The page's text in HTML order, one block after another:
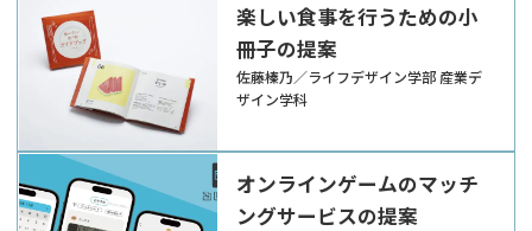
楽しい食事を行うための小
冊子の提案
佐藤榛乃／ライフデザイン学部 産業デ
ザイン学科
オンラインゲームのマッチ
ングサービスの提案